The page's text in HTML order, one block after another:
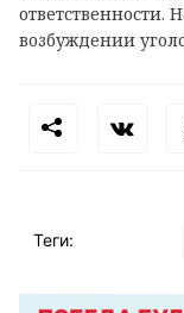
ответственности.
возбуждении
Теги: